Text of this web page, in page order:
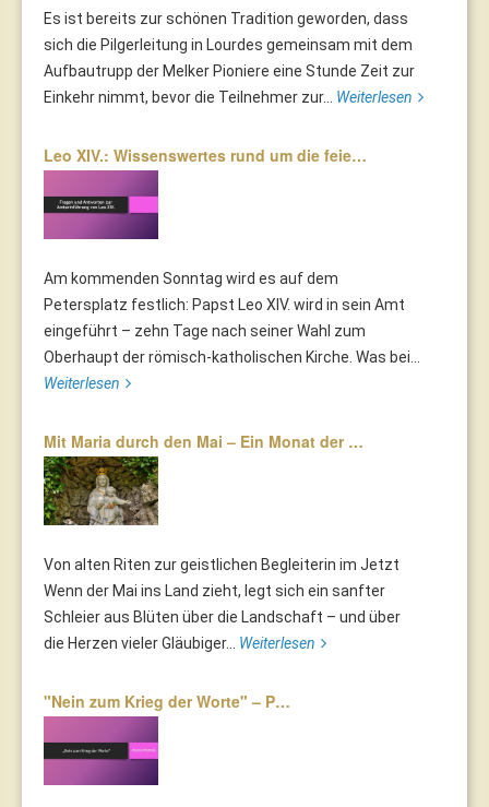
Es ist bereits zur schönen Tradition geworden, dass
sich die Pilgerleitung in Lourdes gemeinsam mit dem
Aufbautrupp der Melker Pioniere eine Stunde Zeit zur
Einkehr nimmt, bevor die Teilnehmer zur... Weiterlesen
Leo XIV.: Wissenswertes rund um die feie…
Am kommenden Sonntag wird es auf dem
Petersplatz festlich: Papst Leo XIV. wird in sein Amt
eingeführt – zehn Tage nach seiner Wahl zum
Oberhaupt der römisch-katholischen Kirche. Was bei...
Weiterlesen
Mit Maria durch den Mai – Ein Monat der …
Von alten Riten zur geistlichen Begleiterin im Jetzt
Wenn der Mai ins Land zieht, legt sich ein sanfter
Schleier aus Blüten über die Landschaft – und über
die Herzen vieler Gläubiger... Weiterlesen
"Nein zum Krieg der Worte" – P…